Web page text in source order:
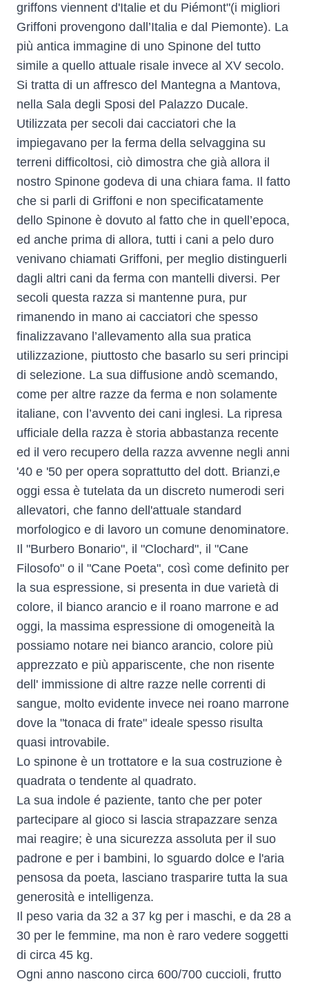
griffons viennent d'Italie et du Piémont"(i migliori
Griffoni provengono dall’Italia e dal Piemonte). La
più antica immagine di uno Spinone del tutto
simile a quello attuale risale invece al XV secolo.
Si tratta di un affresco del Mantegna a Mantova,
nella Sala degli Sposi del Palazzo Ducale.
Utilizzata per secoli dai cacciatori che la
impiegavano per la ferma della selvaggina su
terreni difficoltosi, ciò dimostra che già allora il
nostro Spinone godeva di una chiara fama. Il fatto
che si parli di Griffoni e non specificatamente
dello Spinone è dovuto al fatto che in quell’epoca,
ed anche prima di allora, tutti i cani a pelo duro
venivano chiamati Griffoni, per meglio distinguerli
dagli altri cani da ferma con mantelli diversi. Per
secoli questa razza si mantenne pura, pur
rimanendo in mano ai cacciatori che spesso
finalizzavano l’allevamento alla sua pratica
utilizzazione, piuttosto che basarlo su seri principi
di selezione. La sua diffusione andò scemando,
come per altre razze da ferma e non solamente
italiane, con l’avvento dei cani inglesi. La ripresa
ufficiale della razza è storia abbastanza recente
ed il vero recupero della razza avvenne negli anni
'40 e '50 per opera soprattutto del dott. Brianzi,e
oggi essa è tutelata da un discreto numerodi seri
allevatori, che fanno dell'attuale standard
morfologico e di lavoro un comune denominatore.
Il "Burbero Bonario", il "Clochard", il "Cane
Filosofo" o il "Cane Poeta", così come definito per
la sua espressione, si presenta in due varietà di
colore, il bianco arancio e il roano marrone e ad
oggi, la massima espressione di omogeneità la
possiamo notare nei bianco arancio, colore più
apprezzato e più appariscente, che non risente
dell' immissione di altre razze nelle correnti di
sangue, molto evidente invece nei roano marrone
dove la "tonaca di frate" ideale spesso risulta
quasi introvabile.
Lo spinone è un trottatore e la sua costruzione è
quadrata o tendente al quadrato.
La sua indole é paziente, tanto che per poter
partecipare al gioco si lascia strapazzare senza
mai reagire; è una sicurezza assoluta per il suo
padrone e per i bambini, lo sguardo dolce e l'aria
pensosa da poeta, lasciano trasparire tutta la sua
generosità e intelligenza.
Il peso varia da 32 a 37 kg per i maschi, e da 28 a
30 per le femmine, ma non è raro vedere soggetti
di circa 45 kg.
Ogni anno nascono circa 600/700 cuccioli, frutto